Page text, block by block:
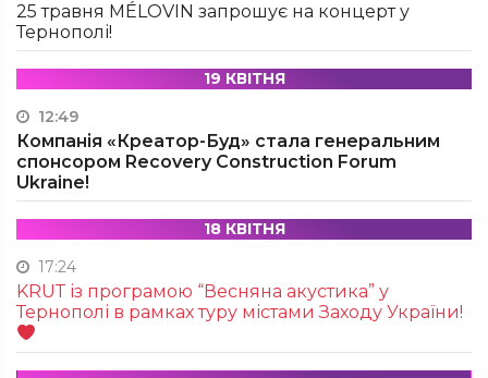
25 травня MÉLOVIN запрошує на концерт у
Тернополі!
19 КВІТНЯ
12:49
Компанія «Креатор-Буд» стала генеральним
спонсором Recovery Construction Forum
Ukraine!
18 КВІТНЯ
17:24
KRUТ із програмою “Весняна акустика” у
Тернополі в рамках туру містами Заходу України!